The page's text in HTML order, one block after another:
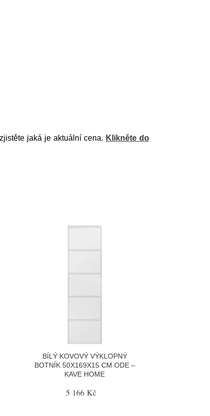
jaká je aktuální cena. Klikněte do
BÍLÝ KOVOVÝ VÝKLOPNÝ
BOTNÍK 50X169X15 CM ODE –
KAVE HOME
5 166 Kč